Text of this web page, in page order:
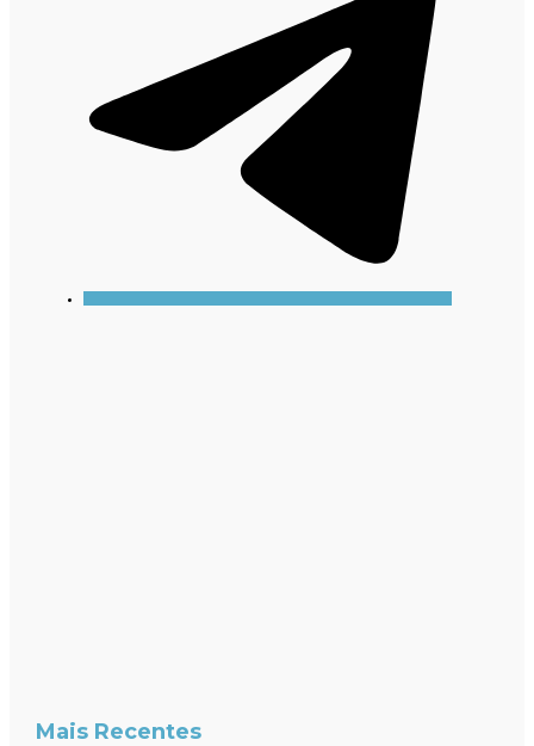
Mais Recentes